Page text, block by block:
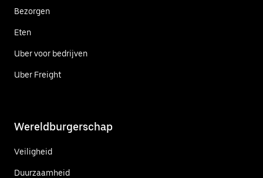
Bezorgen
Eten
Uber voor bedrijven
Uber Freight
Wereldburgerschap
Veiligheid
Duurzaamheid